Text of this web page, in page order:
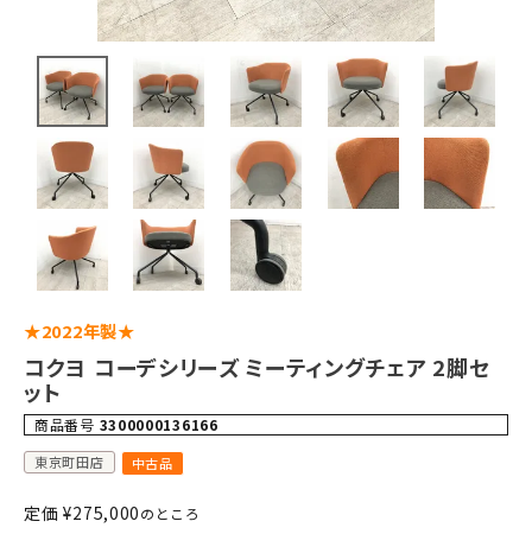
★2022年製★
コクヨ コーデシリーズ ミーティングチェア 2脚セ
ット
商品番号 3300000136166
東京町田店 中古品
定価 ¥275,000のところ